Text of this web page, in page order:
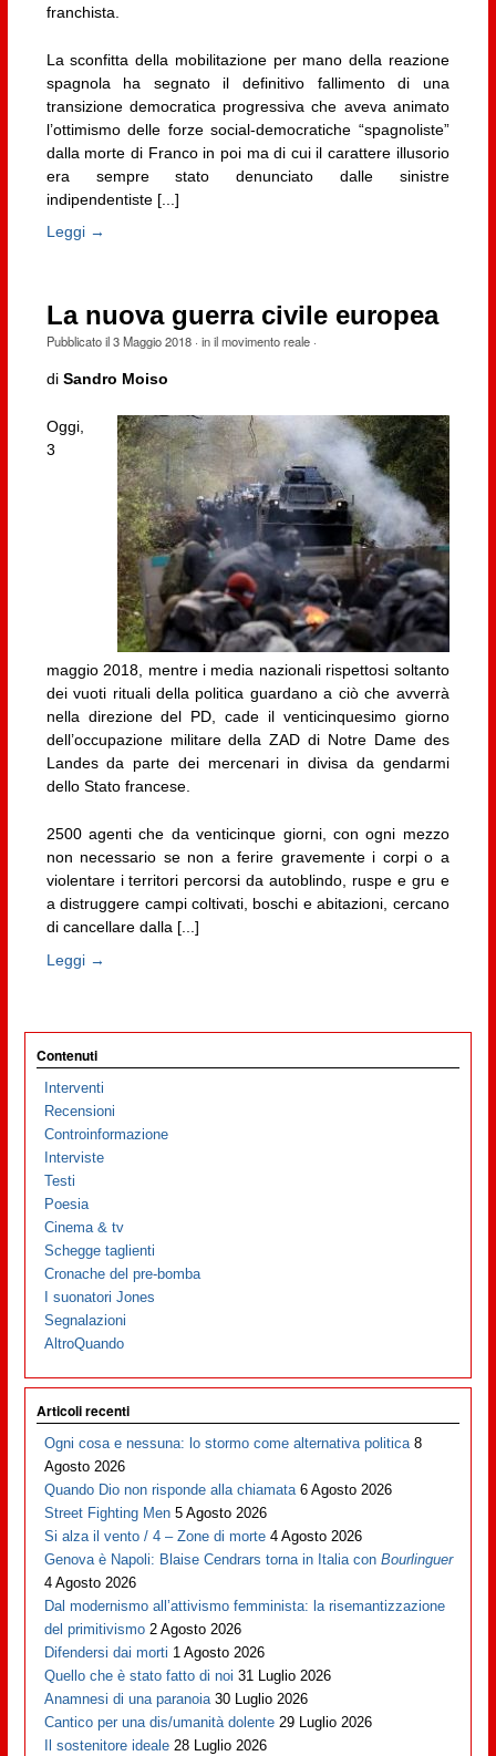
franchista.
La sconfitta della mobilitazione per mano della reazione
spagnola ha segnato il definitivo fallimento di una
transizione democratica progressiva che aveva animato
l’ottimismo delle forze social-democratiche “spagnoliste”
dalla morte di Franco in poi ma di cui il carattere illusorio
era sempre stato denunciato dalle sinistre
indipendentiste [...]
Leggi →
La nuova guerra civile europea
Pubblicato il3 Maggio 2018· inil movimento reale·
di Sandro Moiso
Oggi,
3
maggio 2018, mentre i media nazionali rispettosi soltanto
dei vuoti rituali della politica guardano a ciò che avverrà
nella direzione del PD, cade il venticinquesimo giorno
dell’occupazione militare della ZAD di Notre Dame des
Landes da parte dei mercenari in divisa da gendarmi
dello Stato francese.
2500 agenti che da venticinque giorni, con ogni mezzo
non necessario se non a ferire gravemente i corpi o a
violentare i territori percorsi da autoblindo, ruspe e gru e
a distruggere campi coltivati, boschi e abitazioni, cercano
di cancellare dalla [...]
Leggi →
Contenuti
Interventi
Recensioni
Controinformazione
Interviste
Testi
Poesia
Cinema & tv
Schegge taglienti
Cronache del pre-bomba
I suonatori Jones
Segnalazioni
AltroQuando
Articoli recenti
Ogni cosa e nessuna: lo stormo come alternativa politica 8
Agosto 2026
Quando Dio non risponde alla chiamata 6 Agosto 2026
Street Fighting Men 5 Agosto 2026
Si alza il vento / 4 – Zone di morte 4 Agosto 2026
Genova è Napoli: Blaise Cendrars torna in Italia conBourlinguer
4 Agosto 2026
Dal modernismo all’attivismo femminista: la risemantizzazione
del primitivismo 2 Agosto 2026
Difendersi dai morti 1 Agosto 2026
Quello che è stato fatto di noi 31 Luglio 2026
Anamnesi di una paranoia 30 Luglio 2026
Cantico per una dis/umanità dolente 29 Luglio 2026
Il sostenitore ideale 28 Luglio 2026